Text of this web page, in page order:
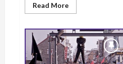
Read MoreRead
more
Незалежність
в
Черкасах